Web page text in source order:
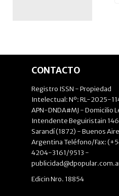
CONTACTO
Registro ISSN - Propiedad
Intelectual: Nº: RL-2025-
APN-DNDA#MJ - Domicilio
Intendente Beguiristain
Sarandí (1872) - Buenos
Argentina Teléfono/Fax:
4204-3161/9513 -
Edicin Nro. 18854